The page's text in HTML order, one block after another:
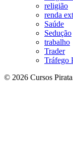
religião
renda
Saúde
Sedução
trabalho
Trader
Tráfego
© 2026 Cursos